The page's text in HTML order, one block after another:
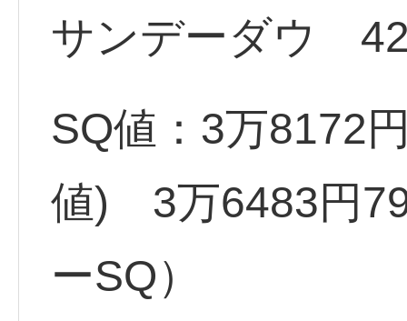
サンデーダウ
SQ値：3万8172
値) 3万6483円
ーSQ）